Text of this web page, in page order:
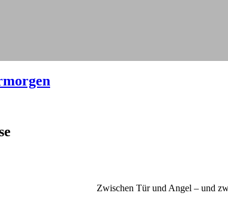
Zwischen Tür und Angel – und